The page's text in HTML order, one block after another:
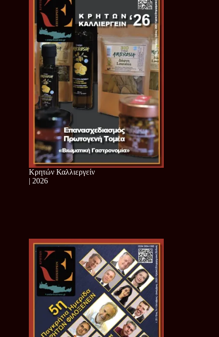
Κρητών Καλλιεργείν
| 2026